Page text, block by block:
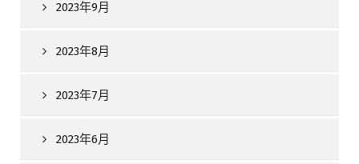
2023年9月
2023年8月
2023年7月
2023年6月